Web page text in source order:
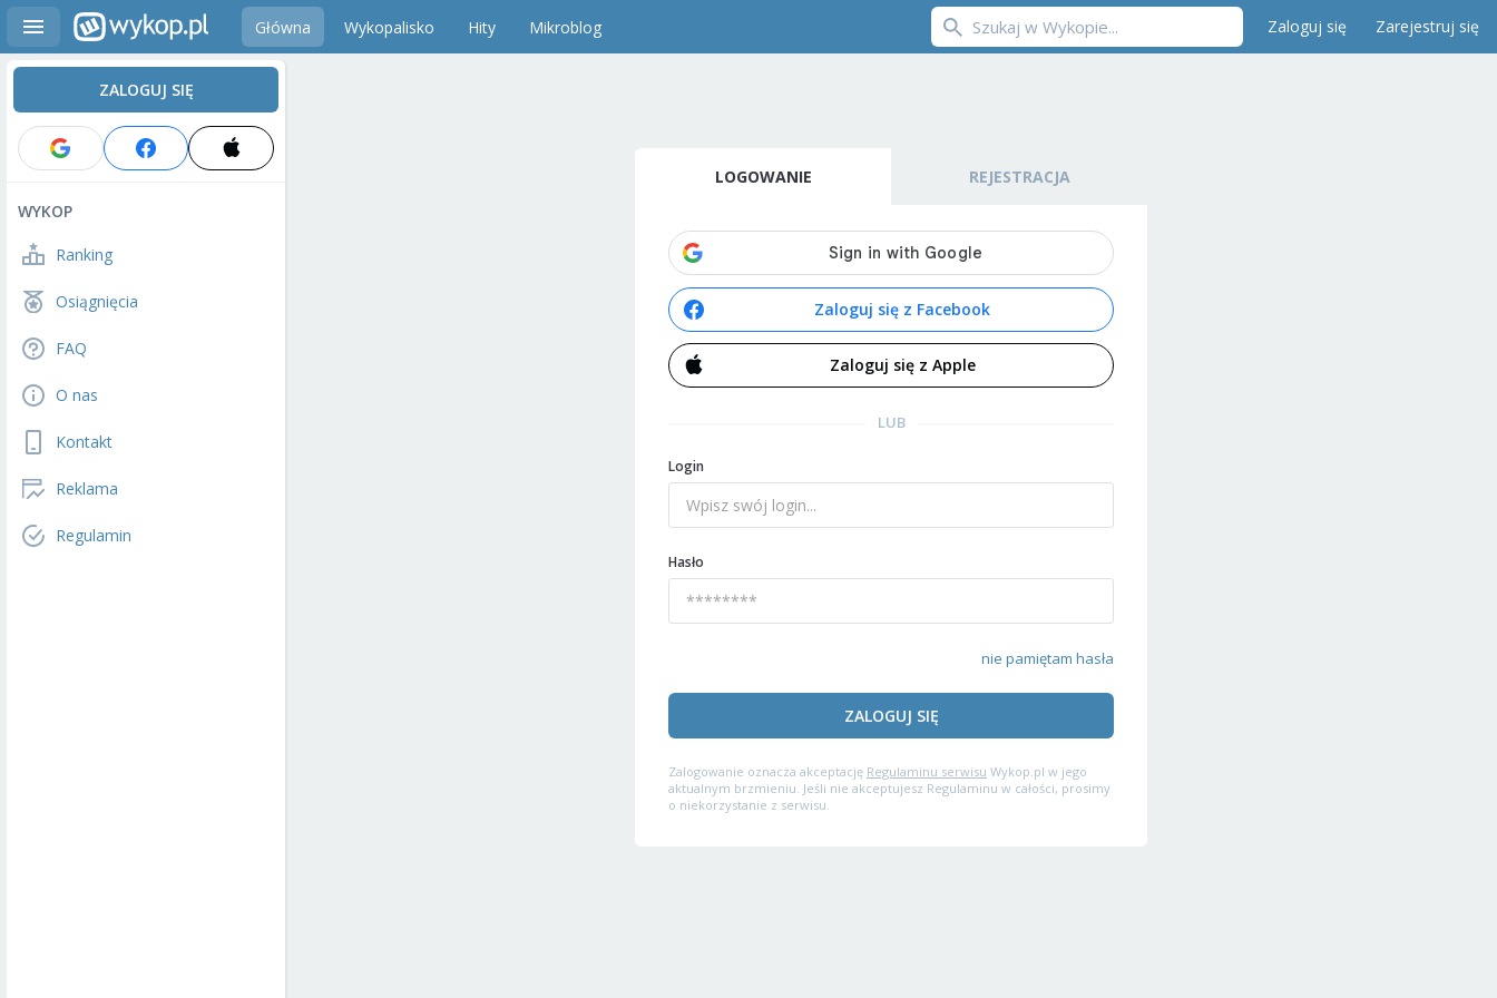
Główna Wykopalisko Hity Mikroblog Zaloguj się Zarejestruj się
ZALOGUJ SIĘ
WYKOP
Ranking
Osiągnięcia
FAQ
O nas
Kontakt
Reklama
Regulamin
LOGOWANIE REJESTRACJA
Zaloguj się z Facebook
Zaloguj się z Apple
LUB
Login
Hasło
nie pamiętam hasła
ZALOGUJ SIĘ
Zalogowanie oznacza akceptację Regulaminu serwisu Wykop.pl w jego
aktualnym brzmieniu. Jeśli nie akceptujesz Regulaminu w całości, prosimy
o niekorzystanie z serwisu.